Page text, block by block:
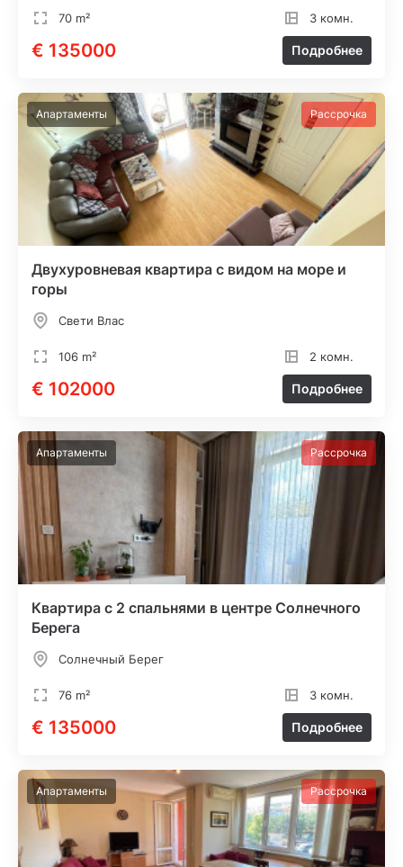
70 m² 3 комн.
€ 135000 Подробнее
Апартаменты Рассрочка
Двухуровневая квартира с видом на море и
горы
Свети Влас
106 m² 2 комн.
€ 102000 Подробнее
Апартаменты Рассрочка
Квартира с 2 спальнями в центре Солнечного
Берега
Солнечный Берег
76 m² 3 комн.
€ 135000 Подробнее
Апартаменты Рассрочка